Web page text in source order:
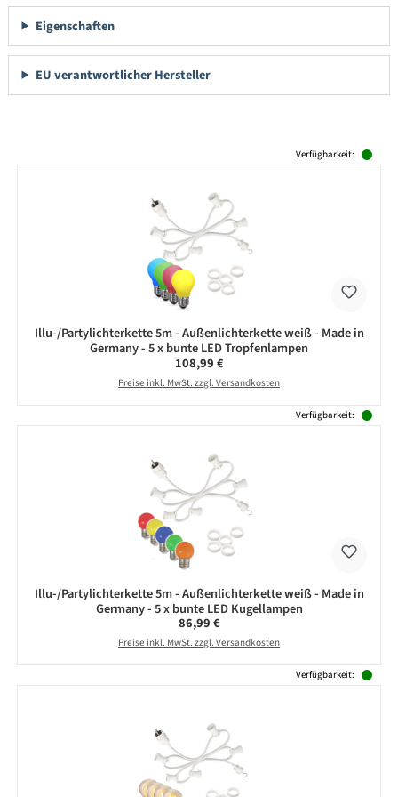
Eigenschaften
EU verantwortlicher Hersteller
Verfügbarkeit:
Illu-/Partylichterkette 5m - Außenlichterkette weiß - Made in
Germany - 5 x bunte LED Tropfenlampen
Regulärer Preis:
108,99 €
Preise inkl. MwSt. zzgl. Versandkosten
Verfügbarkeit:
Illu-/Partylichterkette 5m - Außenlichterkette weiß - Made in
Germany - 5 x bunte LED Kugellampen
Regulärer Preis:
86,99 €
Preise inkl. MwSt. zzgl. Versandkosten
Verfügbarkeit: